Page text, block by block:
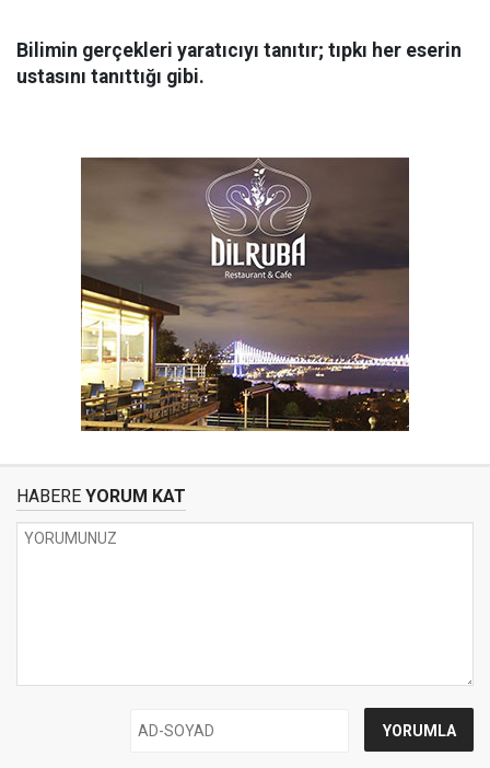
Bilimin gerçekleri yaratıcıyı tanıtır; tıpkı her eserin
ustasını tanıttığı gibi.
HABERE YORUM KAT